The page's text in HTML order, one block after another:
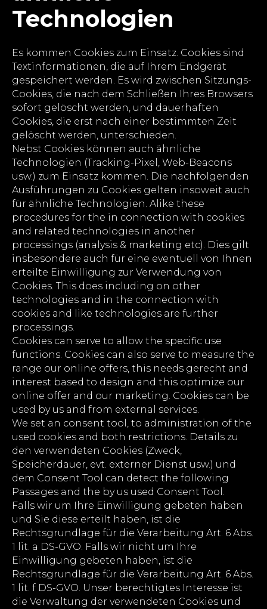
Technologien
Es kommen Cookies zum Einsatz. Cookies sind
Textinformationen, die auf Ihrem Endgerät
gespeichert werden. Es wird zwischen Sitzungs-
Cookies, die nach dem Schließen Ihres Browsers
sofort gelöscht werden, und dauerhaften
Cookies, die erst nach einer bestimmten Zeit
gelöscht werden, unterschieden.
Nebst Cookies können auch ähnliche
Technologien (Tracking-Pixel, Web-Beacons
usw.) zum Einsatz kommen. Die nachfolgenden
Ausführungen zu Cookies gelten insoweit auch
für ähnliche Technologien. Alike these
procedures for the in connection with cookies
and related technologies in another
processings (analysis & marketing etc). Dies gilt
insbesondere auch für eine eventuell von Ihnen
erteilte Einwilligung zur Verwendung von
Cookies. This does including on other
technologies and in the connection with
cookies and like technologies are further
processings.
Cookies can serve to allow the specific use
functions. Cookies can also serve to measure the
range our online offers, this needs gerecht and
interest based to design and this optimize our
online offer and our marketing. Cookies can be
used by us and from external services.
We set an consent tool, to administration of the
used cookies and both restrictions. Details zu
den verwendeten Cookies (Zweck,
Speicherdauer, evt. externer Dienst usw.) und
dem Consent Tool can detect the following
Passages and the by us used Consent Tool.
Falls wir um Ihre Einwilligung gebeten haben
und Sie diese erteilt haben, ist die
Rechtsgrundlage für die Verarbeitung Art. 6 Abs.
1 lit. a DS-GVO. Falls wir nicht um Ihre
Einwilligung gebeten haben, ist die
Rechtsgrundlage für die Verarbeitung Art. 6 Abs.
1 lit. f DS-GVO. Unser berechtigtes Interesse ist
die Verwaltung der verwendeten Cookies und